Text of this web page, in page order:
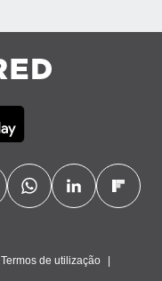
Termos de utilização